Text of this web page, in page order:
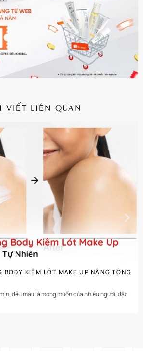
VIẾT LIÊN QUAN
BODY KIÊM LÓT MAKE UP NÂNG TÔNG
đều màu là mong muốn của nhiều người, đặc